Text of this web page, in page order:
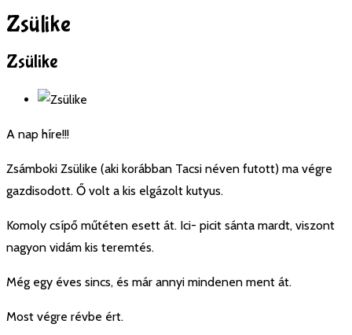
Zsülike
Zsülike
A nap híre!!!
Zsámboki Zsülike (aki korábban Tacsi néven futott) ma végre
gazdisodott. Ő volt a kis elgázolt kutyus.
Komoly csípő műtéten esett át. Ici- picit sánta mardt, viszont
nagyon vidám kis teremtés.
Még egy éves sincs, és már annyi mindenen ment át.
Most végre révbe ért.